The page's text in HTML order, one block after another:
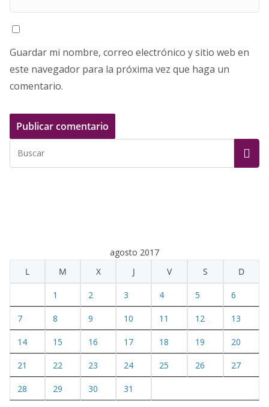
Guardar mi nombre, correo electrónico y sitio web en
este navegador para la próxima vez que haga un
comentario.
agosto 2017
L
M X J V S D
1 2 3 4 5 6
7 8 9 10 11 12 13
14 15 16 17 18 19 20
21 22 23 24 25 26 27
28 29 30 31